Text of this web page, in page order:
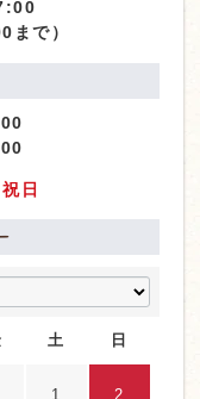
まで）
日
土 日
1 2